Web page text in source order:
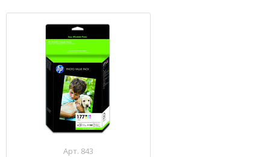
Арт. 843